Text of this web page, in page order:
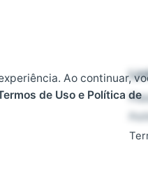
Ao continuar,
de Uso e Política de